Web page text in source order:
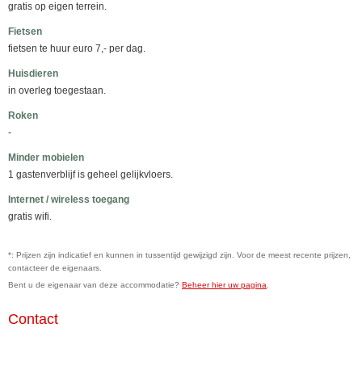
gratis op eigen terrein.
Fietsen
fietsen te huur euro 7,- per dag.
Huisdieren
in overleg toegestaan.
Roken
-
Minder mobielen
1 gastenverblijf is geheel gelijkvloers.
Internet / wireless toegang
gratis wifi.
*: Prijzen zijn indicatief en kunnen in tussentijd gewijzigd zijn. Voor de meest recente prijzen,
contacteer de eigenaars.
Bent u de eigenaar van deze accommodatie? Beheer hier uw pagina
Contact